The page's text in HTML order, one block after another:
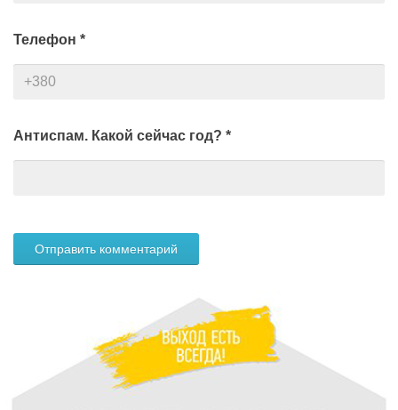
Телефон *
Антиспам. Какой сейчас год? *